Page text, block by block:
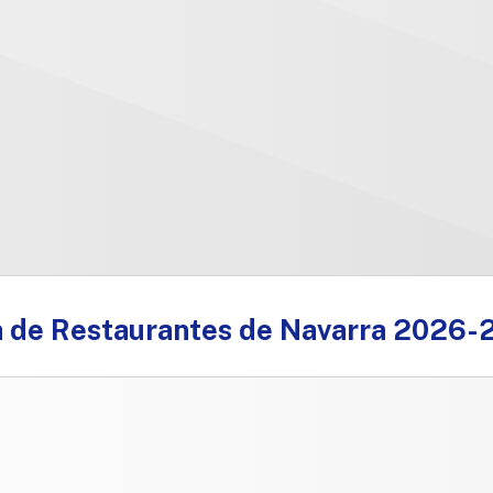
de Restaurantes de Navarra 2026-